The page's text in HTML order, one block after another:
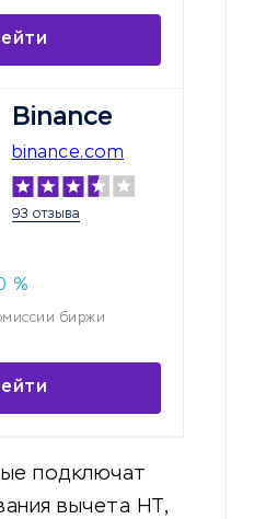
Binance
binance.com
93 отзыва
%
биржи
подключат
вычета HT,